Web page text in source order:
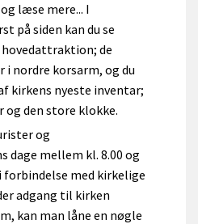
læse mere... I
på siden kan du se
de
i nordre korsarm, og du
kirkens nyeste inventar;
og den store klokke.
og
dage mellem kl. 8.00 og
forbindelse med kirkelige
adgang til kirken
kan man låne en nøgle